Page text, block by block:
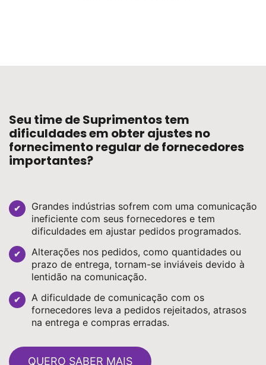
Seu time de Suprimentos tem
dificuldades em obter ajustes no
fornecimento regular de fornecedores
importantes?
Grandes indústrias sofrem com uma comunicação
ineficiente com seus fornecedores e tem
dificuldades em ajustar pedidos programados.
Alterações nos pedidos, como quantidades ou
prazo de entrega, tornam-se inviáveis devido à
lentidão na comunicação.
A dificuldade de comunicação com os
fornecedores leva a pedidos rejeitados, atrasos
na entrega e compras erradas.
QUERO SABER MAIS